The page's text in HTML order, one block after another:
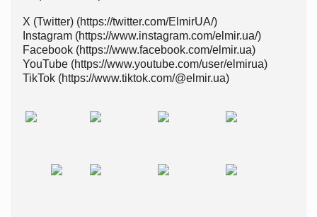
X (Twitter) (https://twitter.com/ElmirUA/)
Instagram (https://www.instagram.com/elmir.ua/)
Facebook (https://www.facebook.com/elmir.ua)
YouTube (https://www.youtube.com/user/elmirua)
TikTok (https://www.tiktok.com/@elmir.ua)